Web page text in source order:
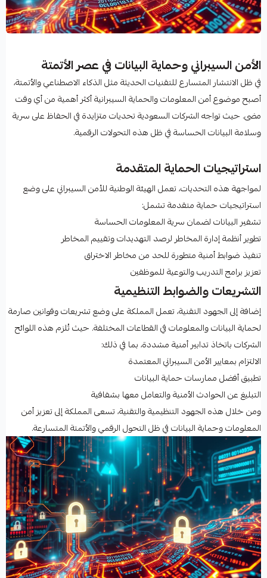
الأمن السيبراني وحماية البيانات في عصر الأتمتة
في ظل الانتشار المتسارع للتقنيات الحديثة مثل الذكاء الاصطناعي والأتمتة،
أصبح موضوع أمن المعلومات والحماية السيبرانية أكثر أهمية من أي وقت
مضى. حيث تواجه الشركات السعودية تحديات متزايدة في الحفاظ على سرية
وسلامة البيانات الحساسة في ظل هذه التحولات الرقمية.
استراتيجيات الحماية المتقدمة
لمواجهة هذه التحديات، تعمل الهيئة الوطنية للأمن السيبراني على وضع
استراتيجيات حماية متقدمة تشمل:
تشفير البيانات لضمان سرية المعلومات الحساسة
تطوير أنظمة إدارة المخاطر لرصد التهديدات وتقييم المخاطر
تنفيذ ضوابط أمنية متطورة للحد من مخاطر الاختراق
تعزيز برامج التدريب والتوعية للموظفين
التشريعات والضوابط التنظيمية
إضافة إلى الجهود التقنية، تعمل المملكة على وضع تشريعات وقوانين صارمة
لحماية البيانات والمعلومات في القطاعات المختلفة. حيث تُلزم هذه اللوائح
الشركات باتخاذ تدابير أمنية مشددة، بما في ذلك:
الالتزام بمعايير الأمن السيبراني المعتمدة
تطبيق أفضل ممارسات حماية البيانات
التبليغ عن الحوادث الأمنية والتعامل معها بشفافية
ومن خلال هذه الجهود التنظيمية والتقنية، تسعى المملكة إلى تعزيز أمن
المعلومات وحماية البيانات في ظل التحول الرقمي والأتمتة المتسارعة.